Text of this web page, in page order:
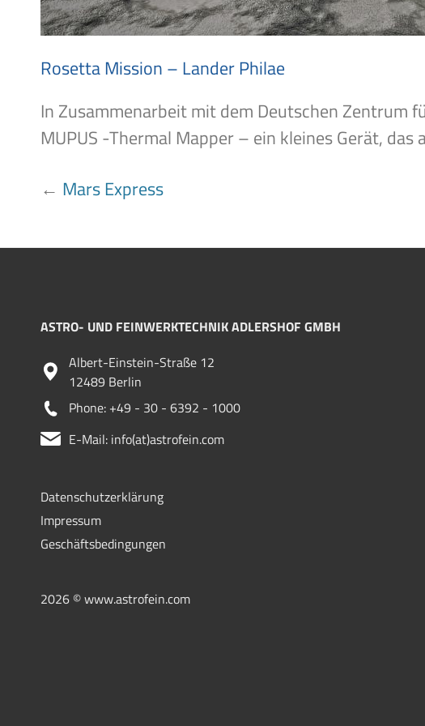
Rosetta Mission – Lander Philae
In Zusammenarbeit mit dem Deutschen Zentrum
MUPUS -Thermal Mapper – ein kleines Gerät,
BEITRAGSNAVIGATION
← Mars Express
ASTRO- UND FEINWERKTECHNIK ADLERSHOF GMBH
Albert-Einstein-Straße 12
12489 Berlin
Phone: +49 - 30 - 6392 - 1000
E-Mail: info(at)astrofein.com
Datenschutzerklärung
Impressum
Geschäftsbedingungen
2026 © www.astrofein.com